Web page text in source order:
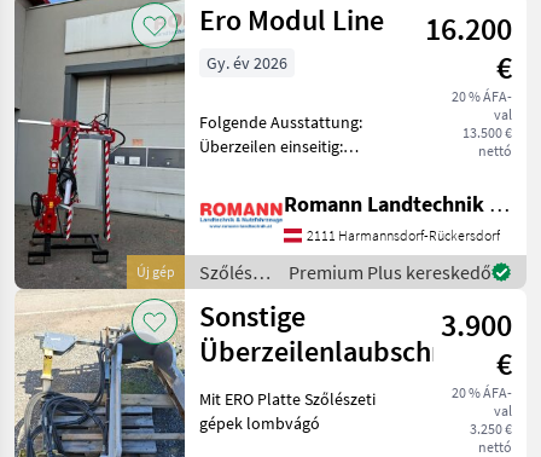
Kategória 3 Ország Szűrők
AKTUÁLIS
ÚTVONAL
Mezőgazdasági
gépek/eszközök
Szoleszeti
Gepek
Lombvago
KATEGÓRIA
KIVÁLASZTÁSA
Ero
12
Sonstige
10
Visszaállítás
megjelenítése
Új gép
Ero Modul Line
16.200
€
20 % ÁFA-
val
13.500 €
nettó
Gy. év 2026
Folgende Ausstattung:
Überzeilen einseitig:
1, 65 m * Schnittbreite: 45 -
60 cm * Manuelle
Schnittwinkelverstellung *
Manuelle Seitenverschi
Romann Landtechnik & Nutzfahrzeuge e.U.
2111 Harmannsdorf-Rückersdorf
Szőlészeti
gépek /
Ero
Premium Plus kereskedő
Sonstige
Überzeilenlaubschneider
3.900
€
20 % ÁFA-
val
3.250 €
nettó
Mit ERO Platte Szőlészeti
gépek lombvágó